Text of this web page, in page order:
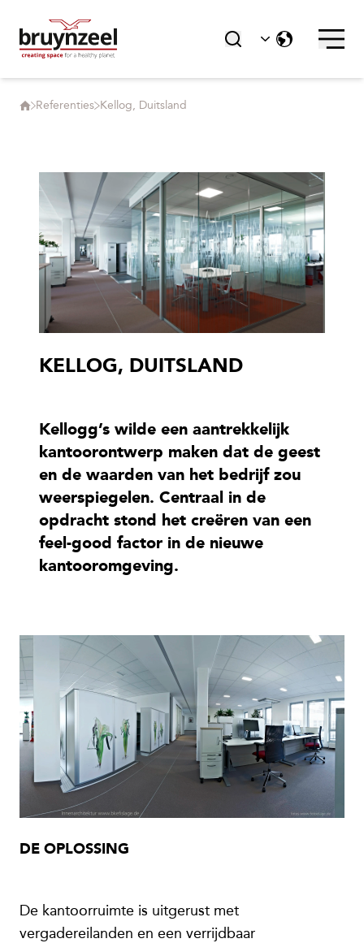
Referenties Kellog, Duitsland
KELLOG, DUITSLAND
Kellogg’s wilde een aantrekkelijk
kantoorontwerp maken dat de geest
en de waarden van het bedrijf zou
weerspiegelen. Centraal in de
opdracht stond het creëren van een
feel-good factor in de nieuwe
kantooromgeving.
DE OPLOSSING
De kantoorruimte is uitgerust met
vergadereilanden en een verrijdbaar